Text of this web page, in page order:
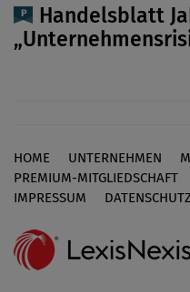
Handelsblatt
Footer
HOME UNTERNEHMEN
PREMIUM-MITGLIEDSCHAFT
IMPRESSUM
DATENSCHUTZ